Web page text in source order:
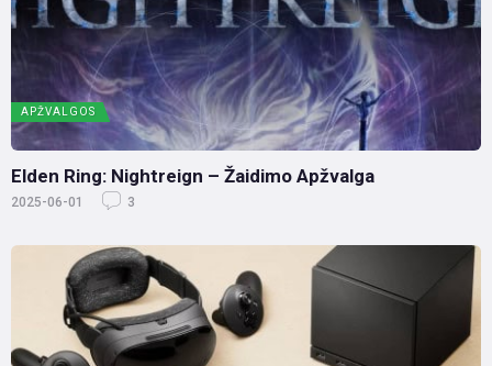
APŽVALGOS
Elden Ring: Nightreign – Žaidimo Apžvalga
2025-06-01 3